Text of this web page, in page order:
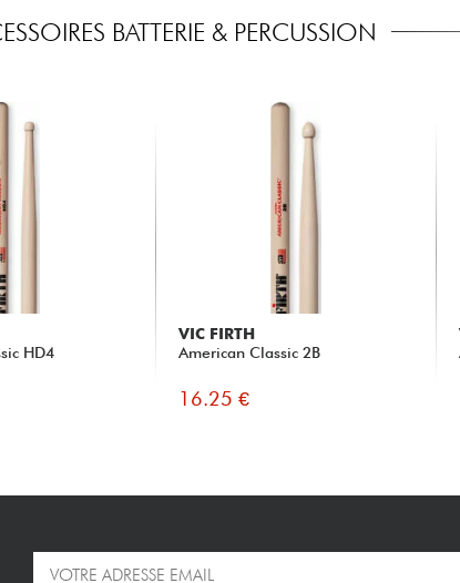
BATTERIE & PERCUSSION
HD4
VIC FIRTH
American Classic 2B
16.25 €